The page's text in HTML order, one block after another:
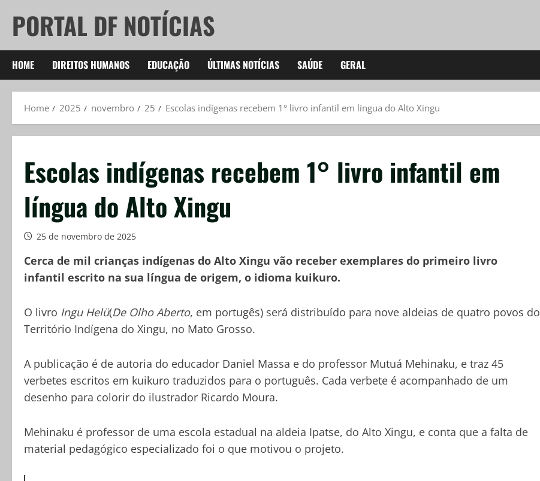
content
PORTAL DF NOTÍCIAS
HOME DIREITOS HUMANOS EDUCAÇÃO ÚLTIMAS NOTÍCIAS SAÚDE GERAL
Home 2025 novembro 25 Escolas indígenas recebem 1° livro infantil em língua do Alto Xingu
Escolas indígenas recebem 1° livro infantil em
língua do Alto Xingu
25 de novembro de 2025
Cerca de mil crianças indígenas do Alto Xingu vão receber exemplares do primeiro livro
infantil escrito na sua língua de origem, o idioma kuikuro.
O livro Ingu Helü(De Olho Aberto, em portugês) será distribuído para nove aldeias de quatro povos do
Território Indígena do Xingu, no Mato Grosso.
A publicação é de autoria do educador Daniel Massa e do professor Mutuá Mehinaku, e traz 45
verbetes escritos em kuikuro traduzidos para o português. Cada verbete é acompanhado de um
desenho para colorir do ilustrador Ricardo Moura.
Mehinaku é professor de uma escola estadual na aldeia Ipatse, do Alto Xingu, e conta que a falta de
material pedagógico especializado foi o que motivou o projeto.